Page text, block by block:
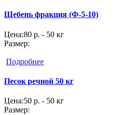
Щебень фракция (Ф-5-10)
Цена:80 р. - 50 кг
Размер:
Подробнее
Песок речной 50 кг
Цена:50 р. - 50 кг
Размер: